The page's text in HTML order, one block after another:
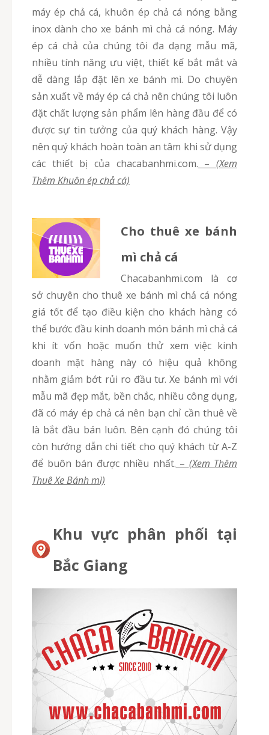
máy ép chả cá, khuôn ép chả cá nóng bằng
inox dành cho xe bánh mì chả cá nóng. Máy
ép cá chả của chúng tôi đa dạng mẫu mã,
nhiều tính năng ưu việt, thiết kế bắt mắt và
dễ dàng lắp đặt lên xe bánh mì. Do chuyên
sản xuất về máy ép cá chả nên chúng tôi luôn
đặt chất lượng sản phẩm lên hàng đầu để có
được sự tin tưởng của quý khách hàng. Vậy
nên quý khách hoàn toàn an tâm khi sử dụng
các thiết bị của chacabanhmi.com. –(Xem
Thêm Khuôn ép chả cá)
Cho thuê xe bánh
mì chả cá
chacabanhmi.com là cơ
sở chuyên cho thuê xe bánh mì chả cá nóng
giá tốt để tạo điều kiện cho khách hàng có
thể bước đầu kinh doanh món bánh mì chả cá
khi ít vốn hoặc muốn thử xem việc kinh
doanh mặt hàng này có hiệu quả không
nhằm giảm bớt rủi ro đầu tư. Xe bánh mì với
mẫu mã đẹp mắt, bền chắc, nhiều công dụng,
đã có máy ép chả cá nên bạn chỉ cần thuê về
là bắt đầu bán luôn. Bên cạnh đó chúng tôi
còn hướng dẫn chi tiết cho quý khách từ A-Z
để buôn bán được nhiều nhất. – (Xem Thêm
Thuê Xe Bánh mì)
Khu vực phân phối tại
Bắc Giang